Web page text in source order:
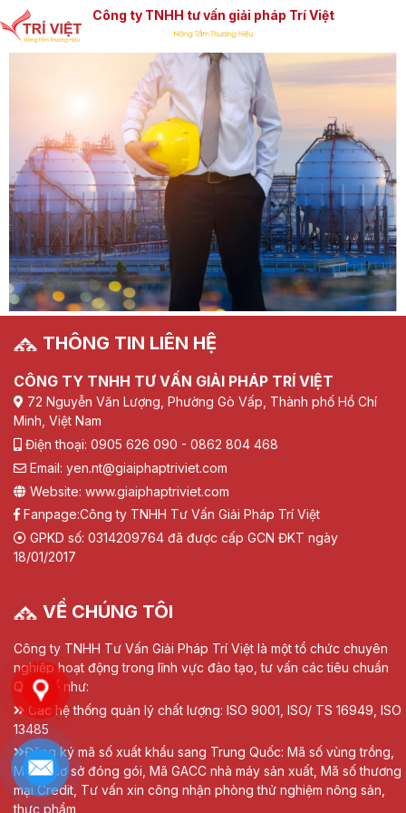
Công ty TNHH tư vấn giải pháp Trí Việt
THÔNG TIN LIÊN HỆ
CÔNG TY TNHH TƯ VẤN GIẢI PHÁP TRÍ VIỆT
72 Nguyễn Văn Lượng, Phường Gò Vấp, Thành phố Hồ Chí
Minh, Việt Nam
Điện thoại: 0905 626 090 - 0862 804 468
Email: yen.nt@giaiphaptriviet.com
Website: www.giaiphaptriviet.com
Fanpage:Công ty TNHH Tư Vấn Giải Pháp Trí Việt
GPKD số: 0314209764 đã được cấp GCN ĐKT ngày
18/01/2017
VỀ CHÚNG TÔI
Công ty TNHH Tư Vấn Giải Pháp Trí Việt là một tổ chức chuyên
nghiệp hoạt động trong lĩnh vực đào tạo, tư vấn các tiêu chuẩn
Quốc tế như:
Các hệ thống quản lý chất lượng: ISO 9001, ISO/ TS 16949, ISO
13485
Đăng ký mã số xuất khẩu sang Trung Quốc: Mã số vùng trồng,
Mã số cơ sở đóng gói, Mã GACC nhà máy sản xuất, Mã số thương
mại Credit, Tư vấn xin công nhận phòng thử nghiệm nông sản,
thực phẩm